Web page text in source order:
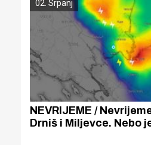
02. Srpanj
NEVRIJEME /
Drniš i Miljevce. Nebo